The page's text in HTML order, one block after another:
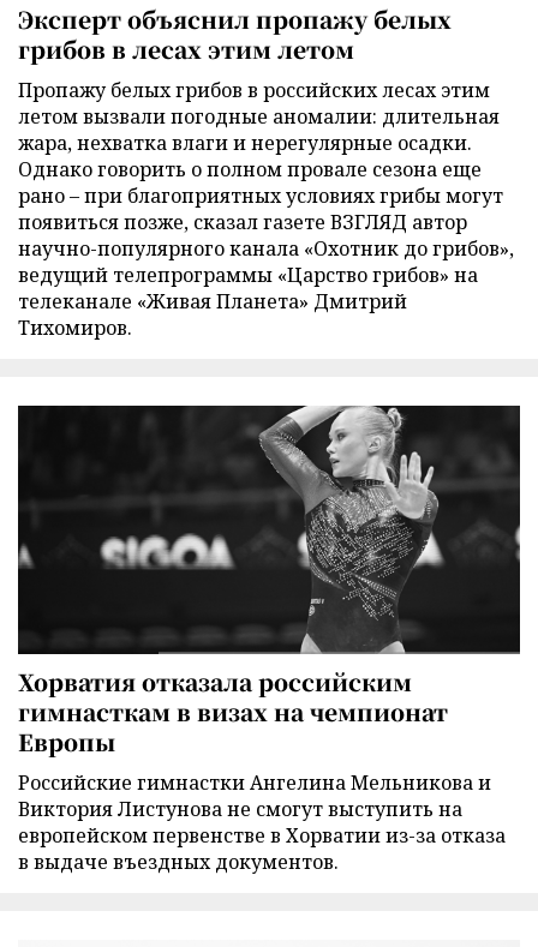
Эксперт объяснил пропажу белых
грибов в лесах этим летом
Пропажу белых грибов в российских лесах этим
летом вызвали погодные аномалии: длительная
жара, нехватка влаги и нерегулярные осадки.
Однако говорить о полном провале сезона еще
рано – при благоприятных условиях грибы могут
появиться позже, сказал газете ВЗГЛЯД автор
научно-популярного канала «Охотник до грибов»,
ведущий телепрограммы «Царство грибов» на
телеканале «Живая Планета» Дмитрий
Тихомиров.
Хорватия отказала российским
гимнасткам в визах на чемпионат
Европы
Российские гимнастки Ангелина Мельникова и
Виктория Листунова не смогут выступить на
европейском первенстве в Хорватии из-за отказа
в выдаче въездных документов.